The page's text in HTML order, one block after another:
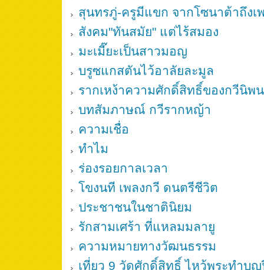
สุนทรภู่-ครูมีแขก จากโซนาต้าถึงเ
สังคม"ทันสมัย" แต่ไร้สมอง
มะเมี๊ยะเป็นสาวมอญ
บรูซแกสตันไว้อาลัยละมูล
รากเหง้าความศักดิ์สิทธิ์ของกวีนิพ
บทสัมภาษณ์ กวีรากหญ้า
ความเชื่อ
ทำไม
ร่องรอยกาลเวลา
โขงนที เพลงกวี ดนตรีชีวิต
ประชาชนในชาตินิยม
รักสามเศร้า ที่แหลมมลายู
ความหมายทางวัฒนธรรม
เที่ยว 9 วัดศักดิ์สิทธิ์ ไหว้พระทำบุ